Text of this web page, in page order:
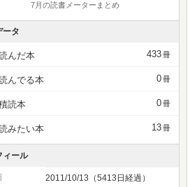
7月の読書メーターまとめ
ータ
んだ本 433冊
んでる本 0冊
読本 0冊
みたい本 13冊
ィール
2011/10/13（5413日経過）